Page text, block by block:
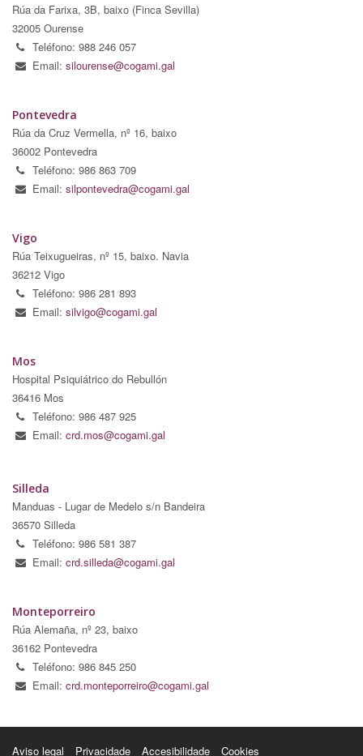
Rúa da Farixa, 3B, baixo (Finca Sevilla)
32005 Ourense
Teléfono: 988 246 057
Email: silourense@cogami.gal
Pontevedra
Rúa da Cruz Vermella, nº 16, baixo
36002 Pontevedra
Teléfono: 986 863 709
Email: silpontevedra@cogami.gal
Vigo
Rúa Teixugueiras, nº 15, baixo. Navia
36212 Vigo
Teléfono: 986 281 893
Email: silvigo@cogami.gal
Mos
Hospital Psiquiátrico do Rebullón
36416 Mos
Teléfono: 986 487 925
Email: crd.mos@cogami.gal
Silleda
Manduas - Lugar de Medelo s/n Bandeira
36570 Silleda
Teléfono: 986 581 387
Email: crd.silleda@cogami.gal
Monteporreiro
Rúa Alemaña, nº 23, baixo
36162 Pontevedra
Teléfono: 986 845 250
Email: crd.monteporreiro@cogami.gal
Aviso legal Privacidade Accesibilidade Cookies